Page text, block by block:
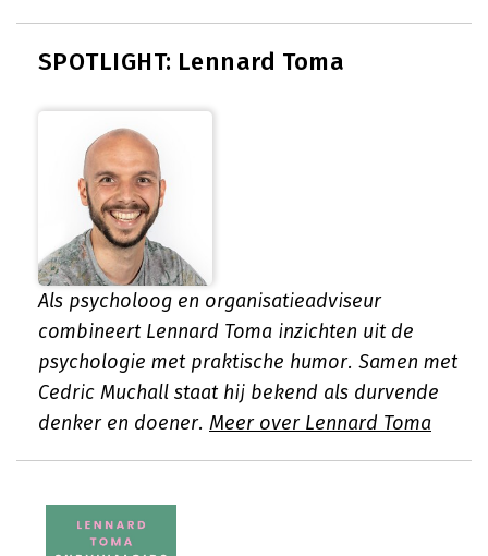
SPOTLIGHT: Lennard Toma
Als psycholoog en organisatieadviseur
combineert Lennard Toma inzichten uit de
psychologie met praktische humor. Samen met
Cedric Muchall staat hij bekend als durvende
denker en doener. Meer over Lennard Toma